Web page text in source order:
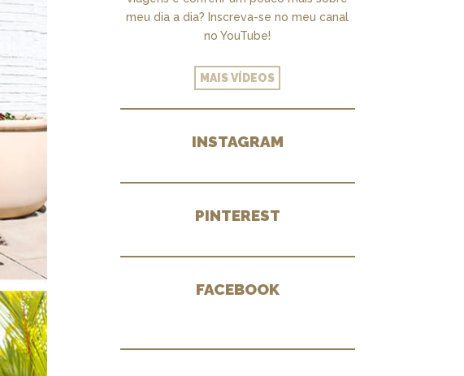
meu dia a dia? Inscreva-se no meu canal
no YouTube!
MAIS VÍDEOS
INSTAGRAM
PINTEREST
FACEBOOK